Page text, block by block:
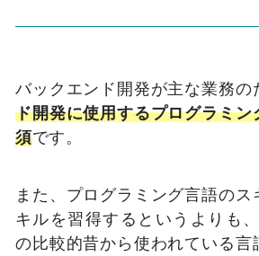
バックエンド開発が主な業務の
ド開発に使用するプログラミン
須です。
また、プログラミング言語のス
キルを習得するというよりも
の比較的昔から使われている言